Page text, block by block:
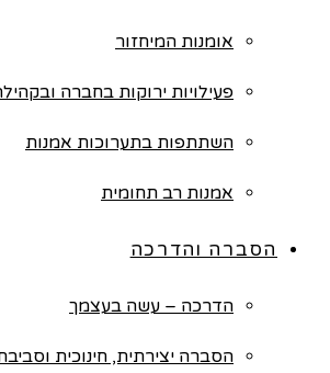
אומנות המיחזור
פעילויות ירוקות בחברה
השתתפות בתערוכות אמנות
אמנות רב תחומית
הסברה והדרכה
הדרכה – עשה בעצמך
הסברה יצירתית, חינוכית